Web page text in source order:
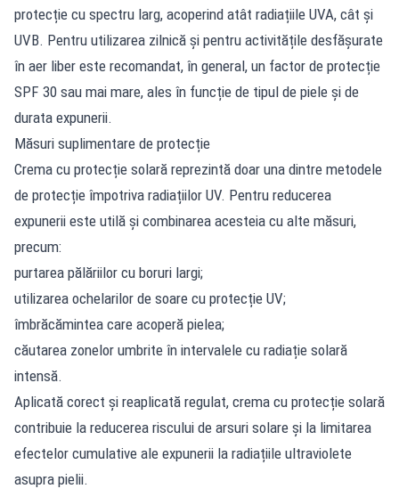
protecție cu spectru larg, acoperind atât radiațiile UVA, cât și
UVB. Pentru utilizarea zilnică și pentru activitățile desfășurate
în aer liber este recomandat, în general, un factor de protecție
SPF 30 sau mai mare, ales în funcție de tipul de piele și de
durata expunerii.
Măsuri suplimentare de protecție
Crema cu protecție solară reprezintă doar una dintre metodele
de protecție împotriva radiațiilor UV. Pentru reducerea
expunerii este utilă și combinarea acesteia cu alte măsuri,
precum:
purtarea pălăriilor cu boruri largi;
utilizarea ochelarilor de soare cu protecție UV;
îmbrăcămintea care acoperă pielea;
căutarea zonelor umbrite în intervalele cu radiație solară
intensă.
Aplicată corect și reaplicată regulat, crema cu protecție solară
contribuie la reducerea riscului de arsuri solare și la limitarea
efectelor cumulative ale expunerii la radiațiile ultraviolete
asupra pielii.